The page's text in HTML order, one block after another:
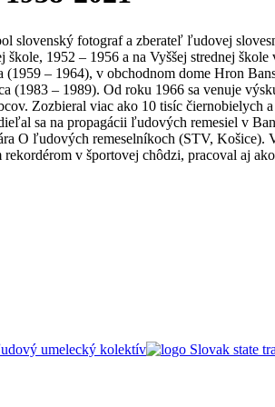
slovenský fotograf a zberateľ ľudovej
škole, 1952 – 1956 a na Vyššej strednej
– 1964), v obchodnom dome Hron
(1983 – 1989). Od roku 1966 sa venuje
Zozbieral viac ako 10 tisíc
sa na propagácii ľudových remesiel v
O ľudových remeselníkoch (STV,
rekordérom v športovej chôdzi, pracoval aj